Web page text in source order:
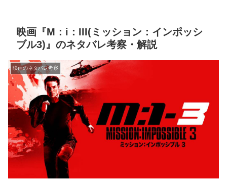
映画『M：i：III(ミッション：インポッシ
ブル3)』のネタバレ考察・解説
映画のネタバレ考察